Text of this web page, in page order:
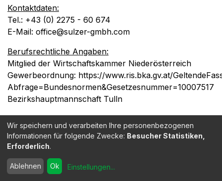
Kontaktdaten:
Tel.: +43 (0) 2275 - 60 674
E-Mail: office@sulzer-gmbh.com
Berufsrechtliche Angaben:
Mitglied der Wirtschaftskammer Niederösterreich
Gewerbeordnung: https://www.ris.bka.gv.at/
Abfrage=Bundesnormen&Gesetzesnummer=10007517
Bezirkshauptmannschaft Tulln
Verbraucher haben die Möglichkeit, Beschwerde an
die Online-Streitbeilegungsplattform der EU zu
event=main.home.chooseLanguage
Wir speichern und verarbeiten Ihre personenbezogenen
Informationen für folgende Zwecke: Besucher Statistiken,
Erforderlich.
Ablehnen Ok Einstellungen...